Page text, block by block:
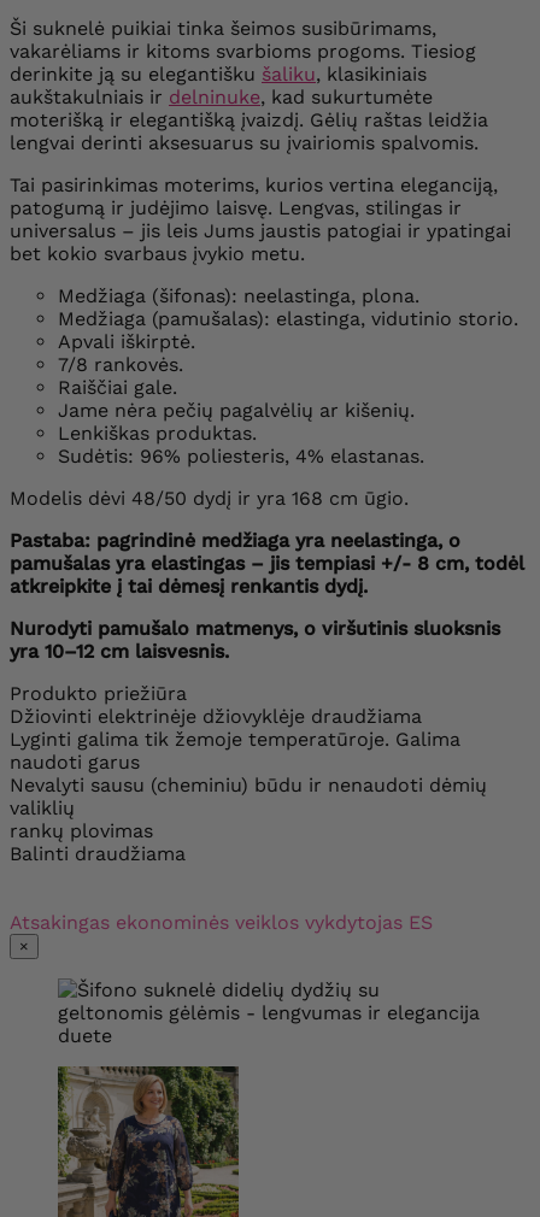
Ši suknelė puikiai tinka šeimos susibūrimams,
vakarėliams ir kitoms svarbioms progoms. Tiesiog
derinkite ją su elegantišku šaliku, klasikiniais
aukštakulniais ir delninuke, kad sukurtumėte
moterišką ir elegantišką įvaizdį. Gėlių raštas leidžia
lengvai derinti aksesuarus su įvairiomis spalvomis.
Tai pasirinkimas moterims, kurios vertina eleganciją,
patogumą ir judėjimo laisvę. Lengvas, stilingas ir
universalus – jis leis Jums jaustis patogiai ir ypatingai
bet kokio svarbaus įvykio metu.
Medžiaga (šifonas): neelastinga, plona.
Medžiaga (pamušalas): elastinga, vidutinio storio.
Apvali iškirptė.
7/8 rankovės.
Raiščiai gale.
Jame nėra pečių pagalvėlių ar kišenių.
Lenkiškas produktas.
Sudėtis: 96% poliesteris, 4% elastanas.
Modelis dėvi 48/50 dydį ir yra 168 cm ūgio.
Pastaba: pagrindinė medžiaga yra neelastinga, o
pamušalas yra elastingas – jis tempiasi +/- 8 cm, todėl
atkreipkite į tai dėmesį renkantis dydį.
Nurodyti pamušalo matmenys, o viršutinis sluoksnis
yra 10–12 cm laisvesnis.
Produkto priežiūra
Džiovinti elektrinėje džiovyklėje draudžiama
Lyginti galima tik žemoje temperatūroje. Galima
naudoti garus
Nevalyti sausu (cheminiu) būdu ir nenaudoti dėmių
valiklių
rankų plovimas
Balinti draudžiama
Atsakingas ekonominės veiklos vykdytojas ES
×